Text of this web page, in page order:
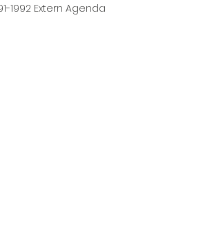
1992 Extern Agenda